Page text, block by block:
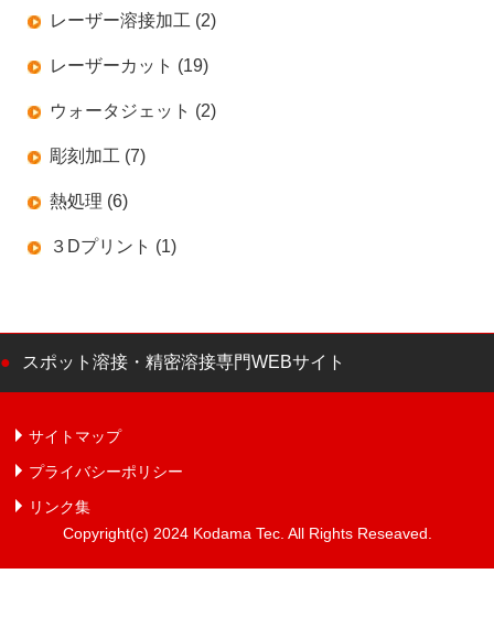
レーザー溶接加工 (2)
レーザーカット (19)
ウォータジェット (2)
彫刻加工 (7)
熱処理 (6)
３Dプリント (1)
スポット溶接・精密溶接専門WEBサイト
サイトマップ
プライバシーポリシー
リンク集
Copyright(c) 2024 Kodama Tec. All Rights Reseaved.